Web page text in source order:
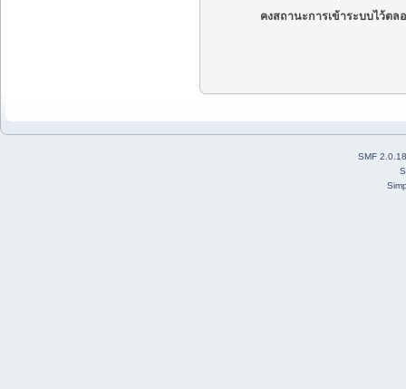
คงสถานะการเข้าระบบไว้ตล
SMF 2.0.18